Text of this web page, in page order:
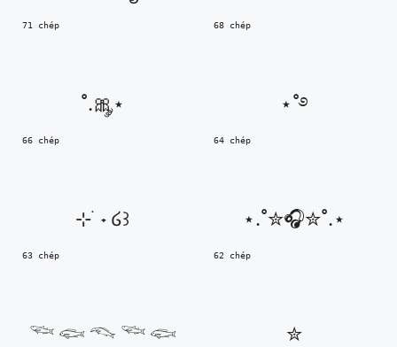
71 chép 68 chép
66 chép
˚.🎀༘⋆
64 chép
⋆˚࿔
63 chép
⊹ ࣪ ˖ ໒꒱
62 chép
⋆.˚✮🎧✮˚.⋆
𓆝 𓆟 𓆞 𓆝 𓆟 ✮